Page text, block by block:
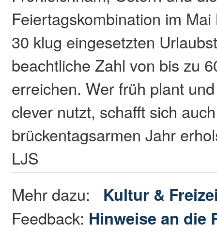
Feiertagskombination im
30 klug eingesetzten
beachtliche Zahl von bis zu
erreichen. Wer früh plant
clever nutzt, schafft sich
brückentagsarmen Jahr
LJS
Mehr dazu: Kultur &
Feedback: Hinweise an die